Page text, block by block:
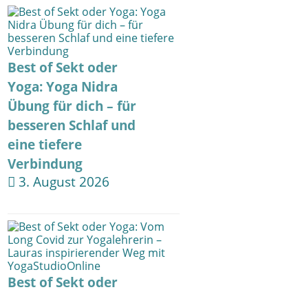
Best of Sekt oder
Yoga: Yoga Nidra
Übung für dich – für
besseren Schlaf und
eine tiefere
Verbindung
3. August 2026
Best of Sekt oder